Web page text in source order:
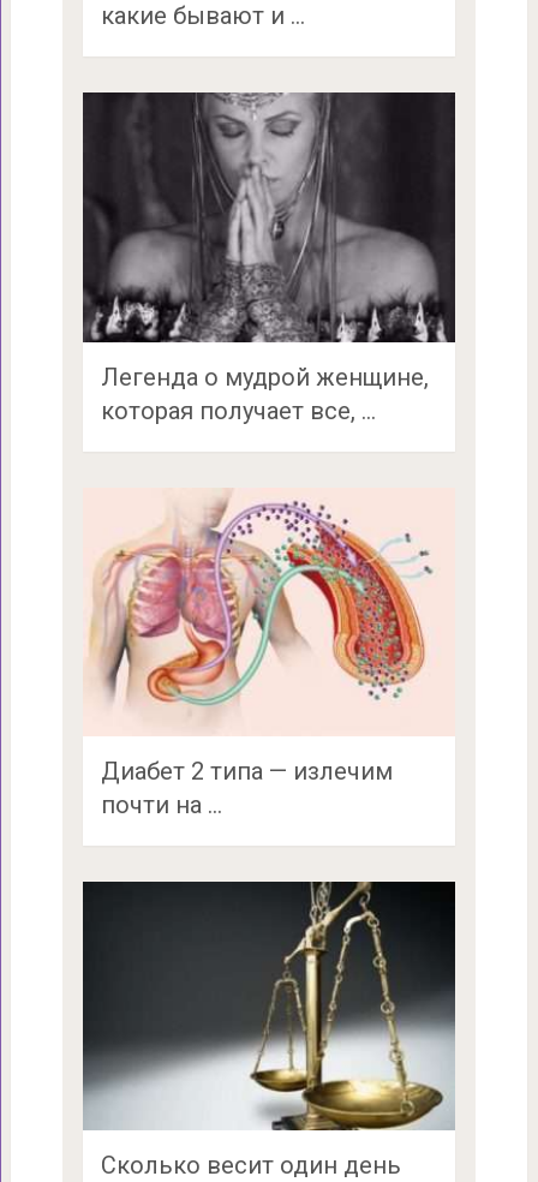
какие бывают и …
Легенда о мудрой женщине,
которая получает все, …
Диабет 2 типа — излечим
почти на …
Сколько весит один день